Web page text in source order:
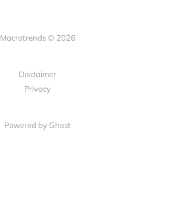
Macrotrends © 2026
Disclaimer
Privacy
Powered by Ghost